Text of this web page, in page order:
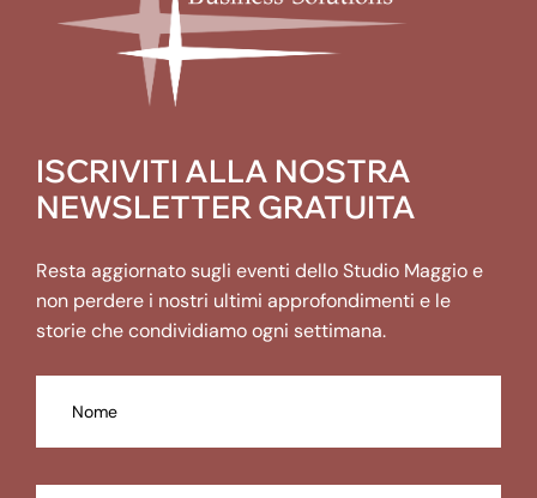
ISCRIVITI ALLA NOSTRA
NEWSLETTER GRATUITA
Resta aggiornato sugli eventi dello Studio Maggio e
non perdere i nostri ultimi approfondimenti e le
storie che condividiamo ogni settimana.